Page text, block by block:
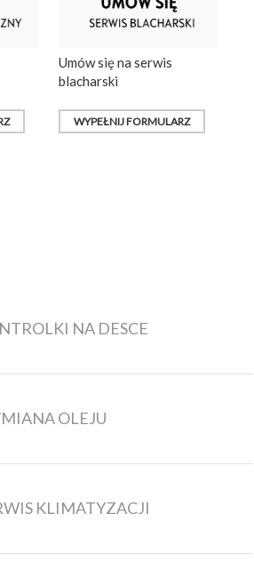
Umów się na serwis
blacharski
WYPEŁNIJ FORMULARZ
NA DESCE
OLEJU
KLIMATYZACJI